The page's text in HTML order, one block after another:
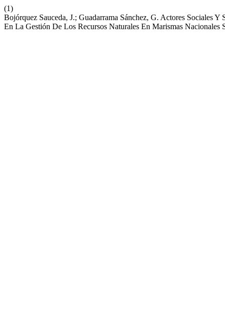
(1)
Bojórquez Sauceda, J.; Guadarrama Sánchez, G. Actores Sociales
En La Gestión De Los Recursos Naturales En Marismas Nacionales